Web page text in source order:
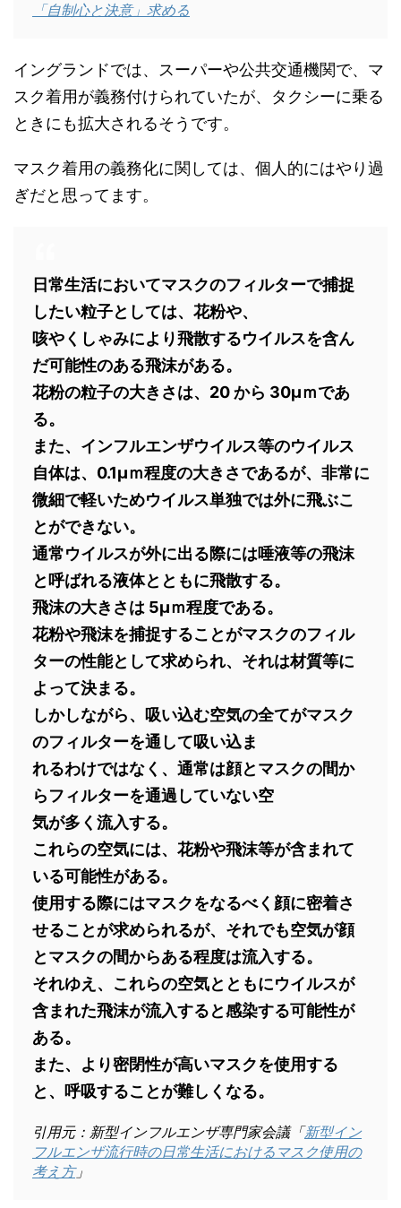
「自制心と決意」求める
イングランドでは、スーパーや公共交通機関で、マ
スク着用が義務付けられていたが、タクシーに乗る
ときにも拡大されるそうです。
マスク着用の義務化に関しては、個人的にはやり過
ぎだと思ってます。
日常生活においてマスクのフィルターで捕捉
したい粒子としては、花粉や、
咳やくしゃみにより飛散するウイルスを含ん
だ可能性のある飛沫がある。
花粉の粒子の大きさは、20 から 30μｍであ
る。
また、インフルエンザウイルス等のウイルス
自体は、0.1μｍ程度の大きさであるが、非常に
微細で軽いためウイルス単独では外に飛ぶこ
とができない。
通常ウイルスが外に出る際には唾液等の飛沫
と呼ばれる液体とともに飛散する。
飛沫の大きさは 5μｍ程度である。
花粉や飛沫を捕捉することがマスクのフィル
ターの性能として求められ、それは材質等に
よって決まる。
しかしながら、吸い込む空気の全てがマスク
のフィルターを通して吸い込ま
れるわけではなく、通常は顔とマスクの間か
らフィルターを通過していない空
気が多く流入する。
これらの空気には、花粉や飛沫等が含まれて
いる可能性がある。
使用する際にはマスクをなるべく顔に密着さ
せることが求められるが、それでも空気が顔
とマスクの間からある程度は流入する。
それゆえ、これらの空気とともにウイルスが
含まれた飛沫が流入すると感染する可能性が
ある。
また、より密閉性が高いマスクを使用する
と、呼吸することが難しくなる。
引用元：新型インフルエンザ専門家会議「新型イン
フルエンザ流行時の日常生活におけるマスク使用の
考え方」